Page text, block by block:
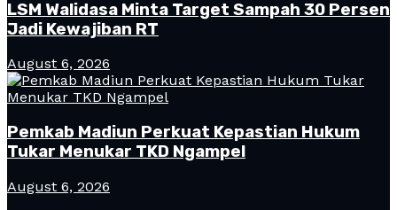
LSM Walidasa Minta Target Sampah 30 Persen
Jadi Kewajiban RT
August 6, 2026
Pemkab Madiun Perkuat Kepastian Hukum
Tukar Menukar TKD Ngampel
August 6, 2026